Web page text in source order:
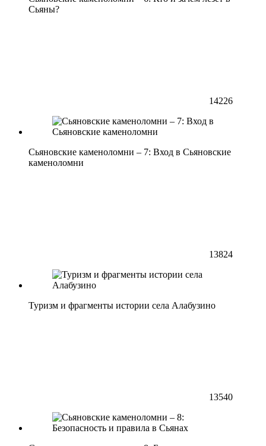
Сьяны?
14226
Сьяновские каменоломни – 7: Вход в Сьяновские
каменоломни
13824
Туризм и фрагменты истории села Алабузино
13540